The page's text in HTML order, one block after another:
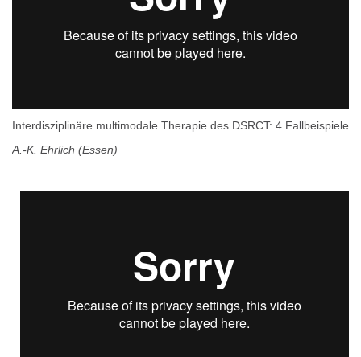
Interdisziplinäre multimodale Therapie des DSRCT: 4 Fallbeispiele
A.-K. Ehrlich (Essen)